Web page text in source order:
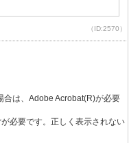
（ID:2570）
は、Adobe Acrobat(R)が必要
必要です。正しく表示されない